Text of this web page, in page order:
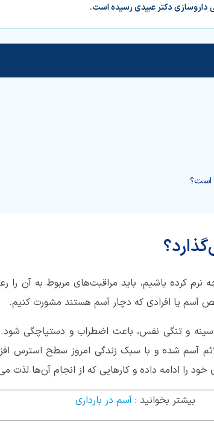
داروسازی دکتر عبیدی رسیده است.
است؟
کرده‌ باشیم، باید مراقبت‌های مربوط به آن را
آسم یا افرادی که دچار آسم هستند مشورت کنیم.
و تنگی نفس، باعث اضطراب و دستپاچگی شود.
آسم شده و با سبک زندگی امروز سطح استرس
را ادامه داده و کارهایی که از انجام آن‌ها لذت
بیشتر بخوانید : آسم در بارداری